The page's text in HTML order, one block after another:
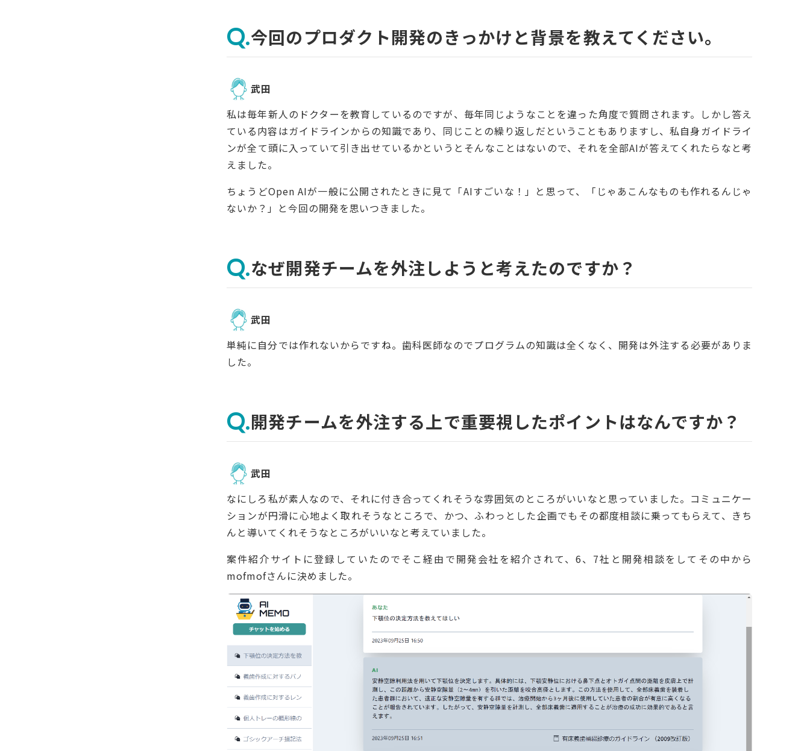
今回のプロダクト開発のきっかけと背景を教えてください。
武田
私は毎年新人のドクターを教育しているのですが、毎年同じようなことを違った角度で質問されます。しかし答え
ている内容はガイドラインからの知識であり、同じことの繰り返しだということもありますし、私自身ガイドライ
ンが全て頭に入っていて引き出せているかというとそんなことはないので、それを全部AIが答えてくれたらなと考
えました。
ちょうどOpen AIが一般に公開されたときに見て「AIすごいな！」と思って、「じゃあこんなものも作れるんじゃ
ないか？」と今回の開発を思いつきました。
なぜ開発チームを外注しようと考えたのですか？
武田
単純に自分では作れないからですね。歯科医師なのでプログラムの知識は全くなく、開発は外注する必要がありま
した。
開発チームを外注する上で重要視したポイントはなんですか？
武田
なにしろ私が素人なので、それに付き合ってくれそうな雰囲気のところがいいなと思っていました。コミュニケー
ションが円滑に心地よく取れそうなところで、かつ、ふわっとした企画でもその都度相談に乗ってもらえて、きち
んと導いてくれそうなところがいいなと考えていました。
案件紹介サイトに登録していたのでそこ経由で開発会社を紹介されて、6、7社と開発相談をしてその中から
mofmofさんに決めました。